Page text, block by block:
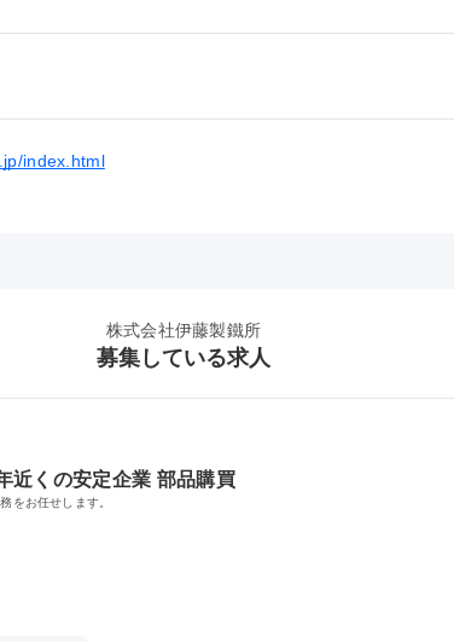
index.html
株式会社伊藤製鐵所
募集している求人
近くの安定企業 部品購買
をお任せします。